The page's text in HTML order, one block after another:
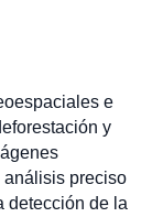
e
y
análisis preciso
detección de la